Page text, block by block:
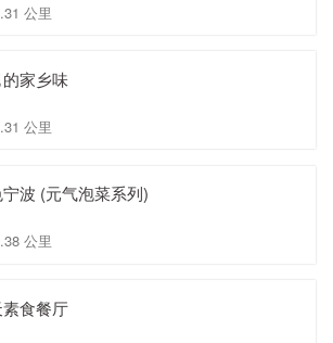
公里
家乡味
公里
波 (元气泡菜系列)
公里
食餐厅